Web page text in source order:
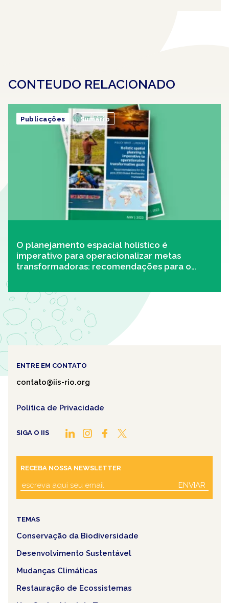
CONTEUDO RELACIONADO
O planejamento espacial holístico é
imperativo para operacionalizar metas
transformadoras: recomendações para o
Publicações Sumário
ENTRE EM CONTATO
contato@iis-rio.org
Política de Privacidade
SIGA O IIS
RECEBA NOSSA NEWSLETTER
ENVIAR
TEMAS
Conservação da Biodiversidade
Desenvolvimento Sustentável
Mudanças Climáticas
Restauração de Ecossistemas